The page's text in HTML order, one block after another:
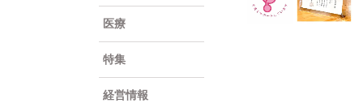
医療
特集
経営情報